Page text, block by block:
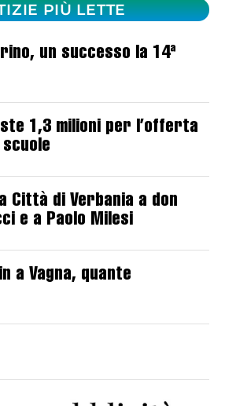
PIÙ LETTE
un successo la 14ª
1,3 milioni per l’offerta
Città di Verbania a don
e a Paolo Milesi
a Vagna, quante